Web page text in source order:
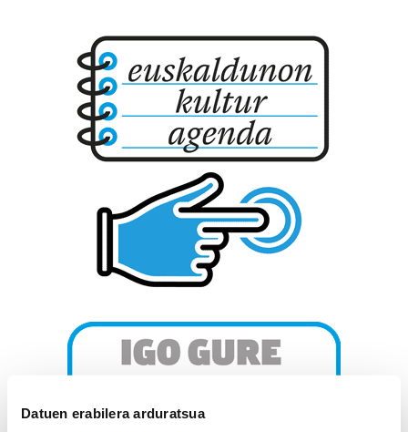
Datuen erabilera arduratsua